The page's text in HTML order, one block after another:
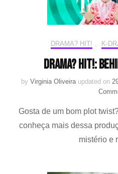
DRAMA? HIT! K-
Drama? HIT!:
by Virginia Oliveira updated on
Gosta de um bom plot
conheça mais dessa
mistério e